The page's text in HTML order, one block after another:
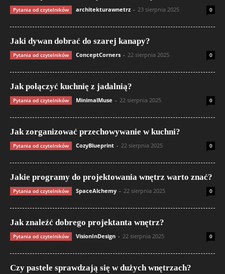
Pytania od czytelników architekturawnetrz - 23 sierpnia 2025 0
Jaki dywan dobrać do szarej kanapy?
Pytania od czytelników ConceptCorners - 22 sierpnia 2025 0
Jak połączyć kuchnię z jadalnią?
Pytania od czytelników MinimalMuse - 22 sierpnia 2025 0
Jak zorganizować przechowywanie w kuchni?
Pytania od czytelników CozyBlueprint - 22 sierpnia 2025 0
Jakie programy do projektowania wnętrz warto znać?
Pytania od czytelników SpaceAlchemy - 22 sierpnia 2025 0
Jak znaleźć dobrego projektanta wnętrz?
Pytania od czytelników VisionInDesign - 22 sierpnia 2025 0
Czy pastele sprawdzają się w dużych wnętrzach?